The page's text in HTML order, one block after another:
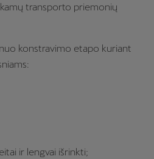
transporto priemonių
konstravimo etapo kuriant
ir lengvai išrinkti;